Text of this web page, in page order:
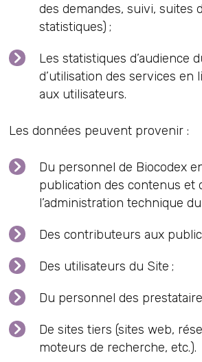
des demandes, suivi, suites
statistiques) ;
Les statistiques d’audience
d’utilisation des services en
aux utilisateurs.
Les données peuvent provenir :
Du personnel de Biocodex
publication des contenus et
l’administration technique
Des contributeurs aux
Des utilisateurs du Site ;
Du personnel des
De sites tiers (sites web,
moteurs de recherche, etc.).